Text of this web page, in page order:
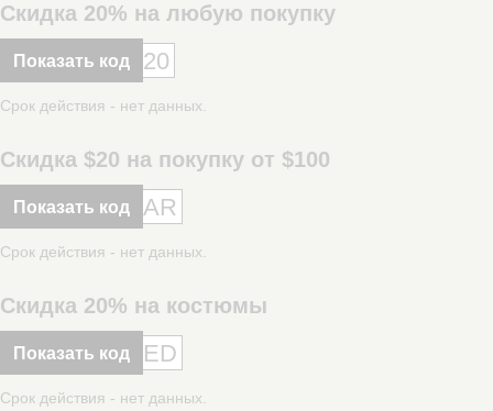
Скидка 20% на любую покупку
Показать код 20
Срок действия - нет данных.
Скидка $20 на покупку от $100
Показать код AR
Срок действия - нет данных.
Скидка 20% на костюмы
Показать код ED
Срок действия - нет данных.